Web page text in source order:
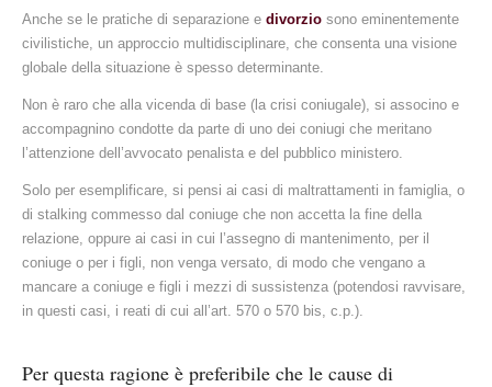
Anche se le pratiche di separazione e divorzio sono eminentemente
civilistiche, un approccio multidisciplinare, che consenta una visione
globale della situazione è spesso determinante.
Non è raro che alla vicenda di base (la crisi coniugale), si associno e
accompagnino condotte da parte di uno dei coniugi che meritano
l’attenzione dell’avvocato penalista e del pubblico ministero.
Solo per esemplificare, si pensi ai casi di maltrattamenti in famiglia, o
di stalking commesso dal coniuge che non accetta la fine della
relazione, oppure ai casi in cui l’assegno di mantenimento, per il
coniuge o per i figli, non venga versato, di modo che vengano a
mancare a coniuge e figli i mezzi di sussistenza (potendosi ravvisare,
in questi casi, i reati di cui all’art. 570 o 570 bis, c.p.).
Per questa ragione è preferibile che le cause di